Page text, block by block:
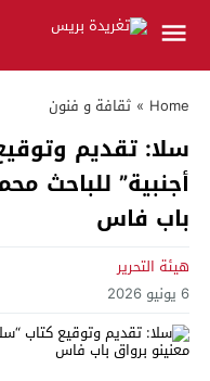
Home
» ثقافة و فنون
سلا: تقديم
أجنبية” للباحث
باب فاس
هيئة التحرير
6 يونيو 2026